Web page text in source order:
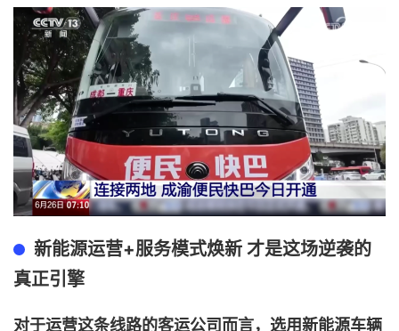
新能源运营+服务模式焕新 才是这场逆袭的
真正引擎
对于运营这条线路的客运公司而言，选用新能源车辆